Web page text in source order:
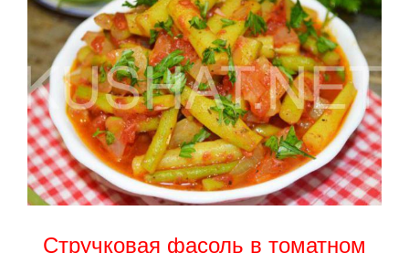
Стручковая фасоль в томатном